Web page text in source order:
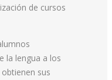
de cursos
la lengua a los
sus